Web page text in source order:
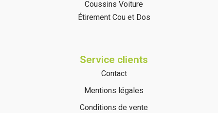
Coussins Voiture
Étirement Cou et Dos
Service clients
Contact
Mentions légales
Conditions de vente